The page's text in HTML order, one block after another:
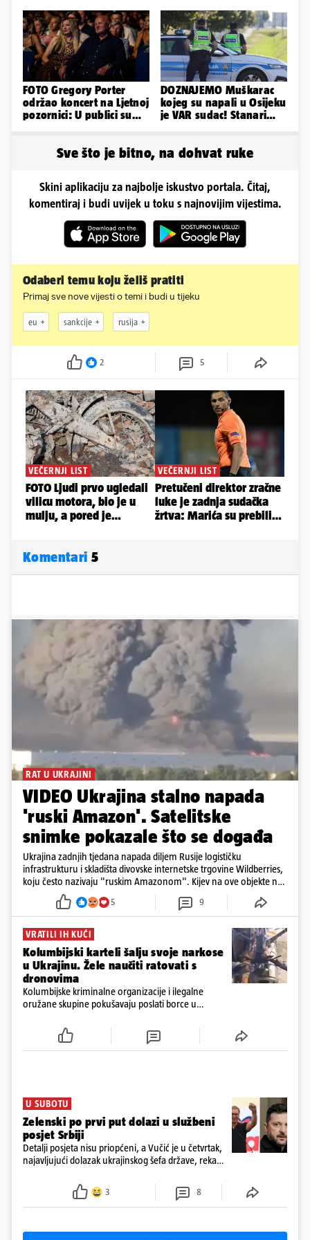
FOTO Gregory Porter
održao koncert na Ljetnoj
pozornici: U publici su
DOZNAJEMO Muškarac
kojeg su napali u Osijeku
je VAR sudac! Stanari
Sve što je bitno, na dohvat ruke
Skini aplikaciju za najbolje iskustvo portala. Čitaj,
komentiraj i budi uvijek u toku s najnovijim vijestima.
Odaberi temu koju želiš pratiti
Primaj sve nove vijesti o temi i budi u tijeku
eu sankcije rusija
2 5
Komentari 5
RAT U UKRAJINI
VIDEO Ukrajina stalno napada
'ruski Amazon'. Satelitske
snimke pokazale što se događa
Ukrajina zadnjih tjedana napada diljem Rusije logističku
infrastrukturu i skladišta divovske internetske trgovine Wildberries,
koju često nazivaju "ruskim Amazonom". Kijev na ove objekte ne
gleda samo kao na obična trgovačka skladišta, već tvrdi da ih ruske
snage koriste i za vojne potrebe, odnosno za skladištenje i
distribuciju dijelova za dronove i druge opreme koja se koristi u
ratu. S druge strane, napadi služe i kao izravan odgovor na ruska
bombardiranja ukrajinske poštanske i logističke infrastrukture te
kao način da se ekonomske posljedice rata prenesu dublje na ruski
teritorij i približe običnim građanima.
5 9
VRATILI IH KUĆI
Kolumbijski karteli šalju svoje narkose
u Ukrajinu. Žele naučiti ratovati s
dronovima
Kolumbijske kriminalne organizacije i ilegalne
oružane skupine pokušavaju poslati borce u
bespilotnim letjelicama te ih kasnije koristili protiv
kolumbijske vojske
U SUBOTU
Zelenski po prvi put dolazi u službeni
posjet Srbiji
Detalji posjeta nisu priopćeni, a Vučić je u četvrtak,
najavljujući dolazak ukrajinskog šefa države, rekao
europski put Ukrajine i Srbije
3 8